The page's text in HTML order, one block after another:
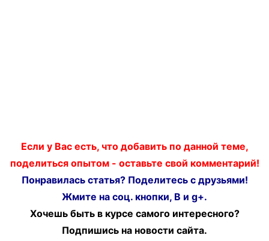
Если у Вас есть, что добавить по данной теме,
поделиться опытом - оставьте свой комментарий!
Понравилась статья? Поделитесь с друзьями!
Жмите на соц. кнопки, В и g+.
Хочешь быть в курсе самого интересного?
Подпишись на новости сайта.